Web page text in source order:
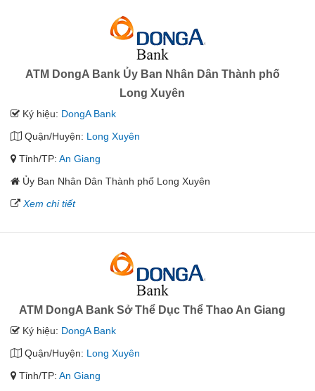
ATM DongA Bank Ủy Ban Nhân Dân Thành phố
Long Xuyên
Ký hiệu: DongA Bank
Quận/Huyện: Long Xuyên
Tỉnh/TP: An Giang
Ủy Ban Nhân Dân Thành phố Long Xuyên
Xem chi tiết
ATM DongA Bank Sở Thể Dục Thể Thao An Giang
Ký hiệu: DongA Bank
Quận/Huyện: Long Xuyên
Tỉnh/TP: An Giang